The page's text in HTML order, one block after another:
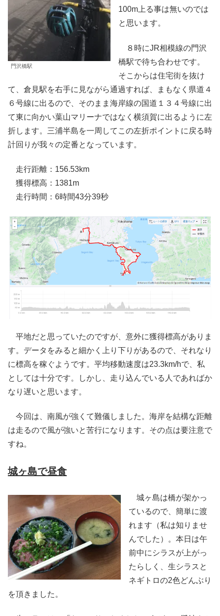
門沢橋駅
100m上る事は無いのでは
と思います。
８時にJR相模線の門沢
橋駅で待ち合わせです。
そこからは住宅街を抜け
て、倉見駅を右手に見ながら通過すれば、まもなく県道４
６号線に出るので、そのまま海岸線の国道１３４号線に出
て東に向かい葉山マリーナではなく横須賀に出るように左
折します。三浦半島を一周してこの左折ポイントに戻る時
計回りが我々の定番となっています。
走行距離：156.53km
獲得標高：1381m
走行時間：6時間43分39秒
平地だと思っていたのですが、意外に獲得標高がありま
す。データをみると細かく上り下りがあるので、それなり
に標高を稼ぐようです。平均移動速度は23.3km/hで、私
としては十分です。しかし、走り込んでいる人であればか
なり遅いと思います。
今回は、南風が強くて難儀しました。海岸を結構な距離
は走るので風が強いと苦行になります。その点は要注意で
すね。
城ヶ島で昼食
城ヶ島は橋が架かっ
ているので、簡単に渡
れます（私は知りませ
んでした）。本日は午
前中にシラスが上がっ
たらしく、生シラスと
ネギトロの2色どんぶり
を頂きました。